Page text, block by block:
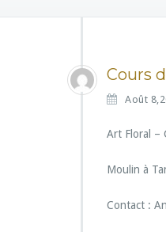
Cours
Août
Art Floral –
Moulin à
Contact :